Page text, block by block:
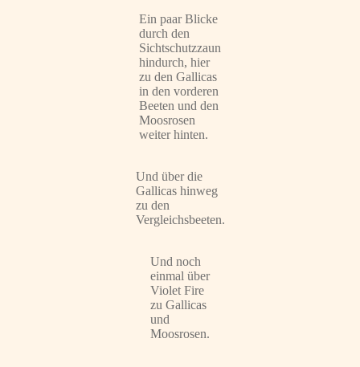
Ein paar Blicke
durch den
Sichtschutzzaun
hindurch, hier
zu den Gallicas
in den vorderen
Beeten und den
Moosrosen
weiter hinten.
Und über die
Gallicas hinweg
zu den
Vergleichsbeeten.
Und noch
einmal über
Violet Fire
zu Gallicas
und
Moosrosen.